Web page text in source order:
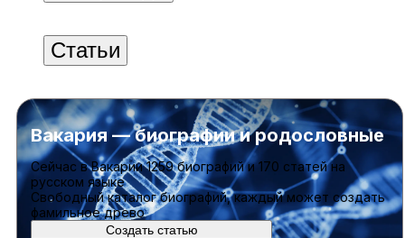
Статьи
Вакария — биографии и родословные
Cейчас в Вакарии1259 биографийи170 статейна
русском языке
Свободный каталог биографий, каждый может создать
фамильное древо
Создать статью